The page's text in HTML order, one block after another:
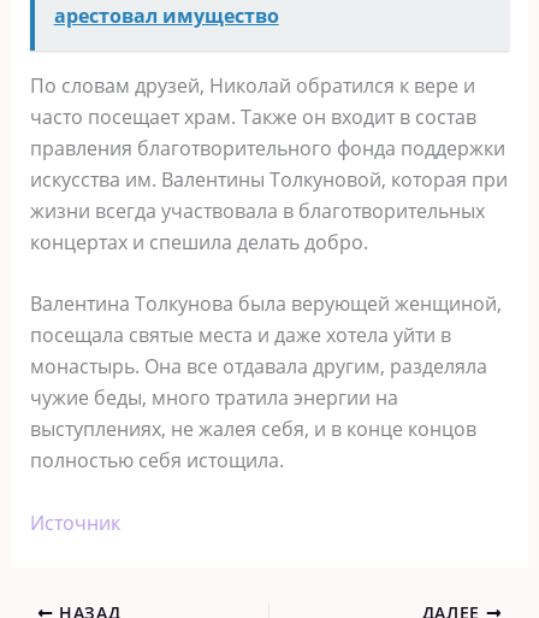
арестовал имущество
По словам друзей, Николай обратился к вере и
часто посещает храм. Также он входит в состав
правления благотворительного фонда поддержки
искусства им. Валентины Толкуновой, которая при
жизни всегда участвовала в благотворительных
концертах и спешила делать добро.
Валентина Толкунова была верующей женщиной,
посещала святые места и даже хотела уйти в
монастырь. Она все отдавала другим, разделяла
чужие беды, много тратила энергии на
выступлениях, не жалея себя, и в конце концов
полностью себя истощила.
Источник
НАЗАД ДАЛЕЕ